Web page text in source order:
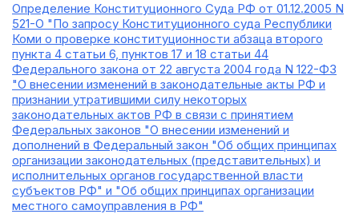
Определение Конституционного Суда РФ от 01.12.2005 N
521-О "По запросу Конституционного суда Республики
Коми о проверке конституционности абзаца второго
пункта 4 статьи 6, пунктов 17 и 18 статьи 44
Федерального закона от 22 августа 2004 года N 122-ФЗ
"О внесении изменений в законодательные акты РФ и
признании утратившими силу некоторых
законодательных актов РФ в связи с принятием
Федеральных законов "О внесении изменений и
дополнений в Федеральный закон "Об общих принципах
организации законодательных (представительных) и
исполнительных органов государственной власти
субъектов РФ" и "Об общих принципах организации
местного самоуправления в РФ"